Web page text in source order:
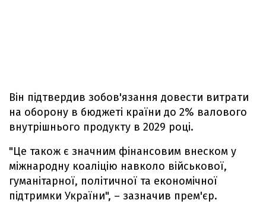
Він підтвердив зобов'язання довести витрати
на оборону в бюджеті країни до 2% валового
внутрішнього продукту в 2029 році.
"Це також є значним фінансовим внеском у
міжнародну коаліцію навколо військової,
гуманітарної, політичної та економічної
підтримки України", – зазначив прем'єр.